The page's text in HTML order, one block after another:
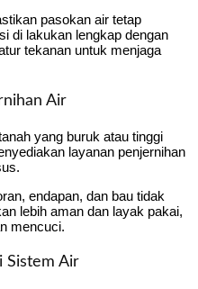
pasokan air tetap
di lakukan lengkap dengan
tekanan untuk menjaga
Air
yang buruk atau tinggi
layanan penjernihan
endapan, dan bau tidak
lebih aman dan layak pakai,
mencuci.
Sistem Air